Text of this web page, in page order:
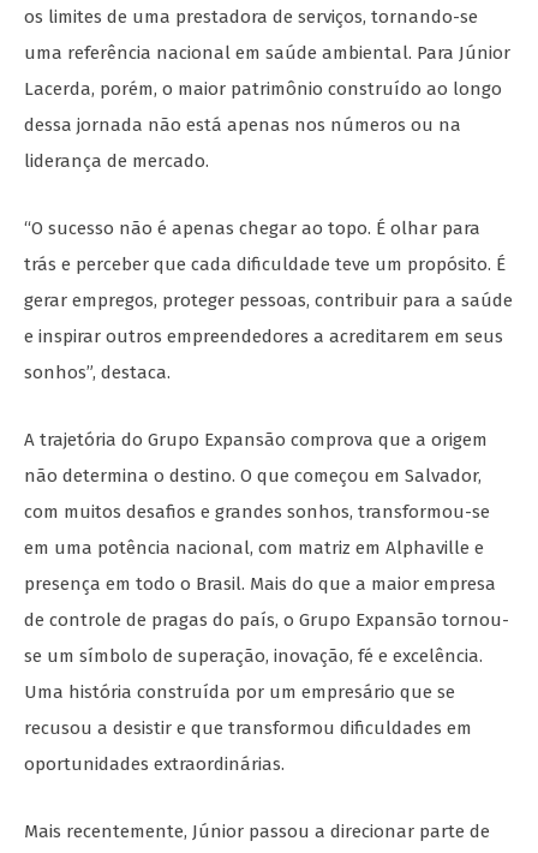
os limites de uma prestadora de serviços, tornando-se
uma referência nacional em saúde ambiental. Para Júnior
Lacerda, porém, o maior patrimônio construído ao longo
dessa jornada não está apenas nos números ou na
liderança de mercado.
“O sucesso não é apenas chegar ao topo. É olhar para
trás e perceber que cada dificuldade teve um propósito. É
gerar empregos, proteger pessoas, contribuir para a saúde
e inspirar outros empreendedores a acreditarem em seus
sonhos”, destaca.
A trajetória do Grupo Expansão comprova que a origem
não determina o destino. O que começou em Salvador,
com muitos desafios e grandes sonhos, transformou-se
em uma potência nacional, com matriz em Alphaville e
presença em todo o Brasil. Mais do que a maior empresa
de controle de pragas do país, o Grupo Expansão tornou-
se um símbolo de superação, inovação, fé e excelência.
Uma história construída por um empresário que se
recusou a desistir e que transformou dificuldades em
oportunidades extraordinárias.
Mais recentemente, Júnior passou a direcionar parte de